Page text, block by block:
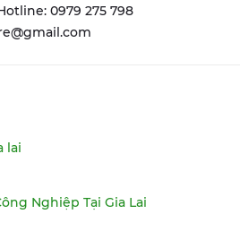
0979 275 798
lai
Nghiệp Tại Gia Lai